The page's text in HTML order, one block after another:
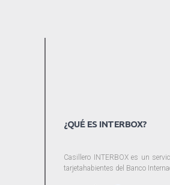
¿QUÉ ES INTERBOX?
Casillero INTERBOX es un
tarjetahabientes del Banco